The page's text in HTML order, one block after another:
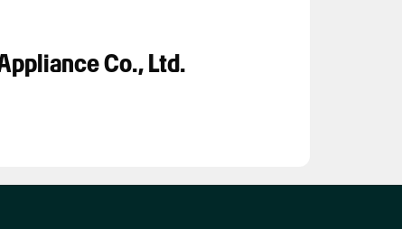
Co., Ltd.